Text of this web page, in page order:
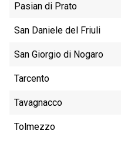
Pasian di Prato
San Daniele del Friuli
San Giorgio di Nogaro
Tarcento
Tavagnacco
Tolmezzo